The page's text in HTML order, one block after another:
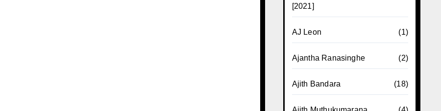
[2021]
AJ Leon (1)
Ajantha Ranasinghe (2)
Ajith Bandara (18)